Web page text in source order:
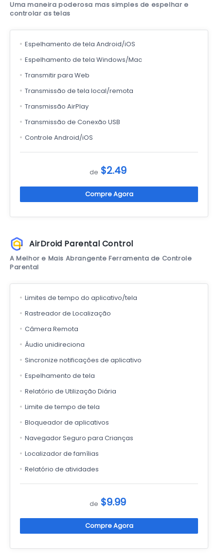
Uma maneira poderosa mas simples de espelhar e
controlar as telas
Espelhamento de tela Android/iOS
Espelhamento de tela Windows/Mac
Transmitir para Web
Transmissão de tela local/remota
Transmissão AirPlay
Transmissão de Conexão USB
Controle Android/iOS
de $2.49
Compre Agora
AirDroid Parental Control
A Melhor e Mais Abrangente Ferramenta de Controle
Parental
Limites de tempo do aplicativo/tela
Rastreador de Localização
Câmera Remota
Áudio unidireciona
Sincronize notificações de aplicativo
Espelhamento de tela
Relatório de Utilização Diária
Limite de tempo de tela
Bloqueador de aplicativos
Navegador Seguro para Crianças
Localizador de famílias
Relatório de atividades
de $9.99
Compre Agora